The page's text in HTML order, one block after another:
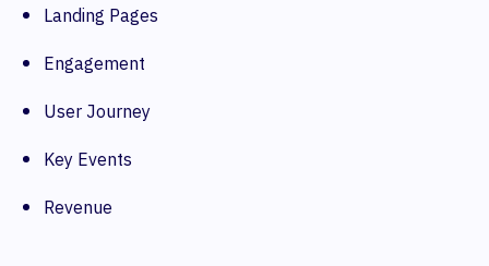
Landing Pages
Engagement
User Journey
Key Events
Revenue